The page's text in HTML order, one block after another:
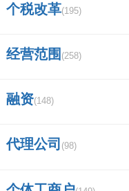
个税改革(195)
经营范围 (258)
融资(148)
代理公司 (98)